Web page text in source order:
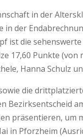
in der
der
ist die
17,60 Punkte (von
Hanna Schulz
die
Bezirksentscheid
präsentieren, um
in Pforzheim